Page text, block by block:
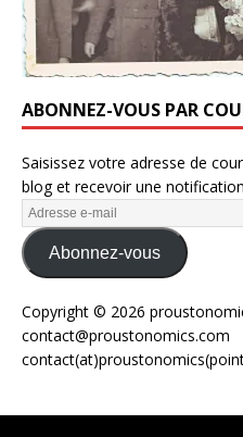
ABONNEZ-VOUS PAR
Saisissez votre adresse de
blog et recevoir une
Abonnez-vous
Copyright © 2026
contact@proustonomics.com